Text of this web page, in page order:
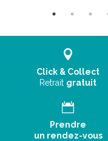
Click & Collect
Retrait gratuit
Prendre
un rendez-vous